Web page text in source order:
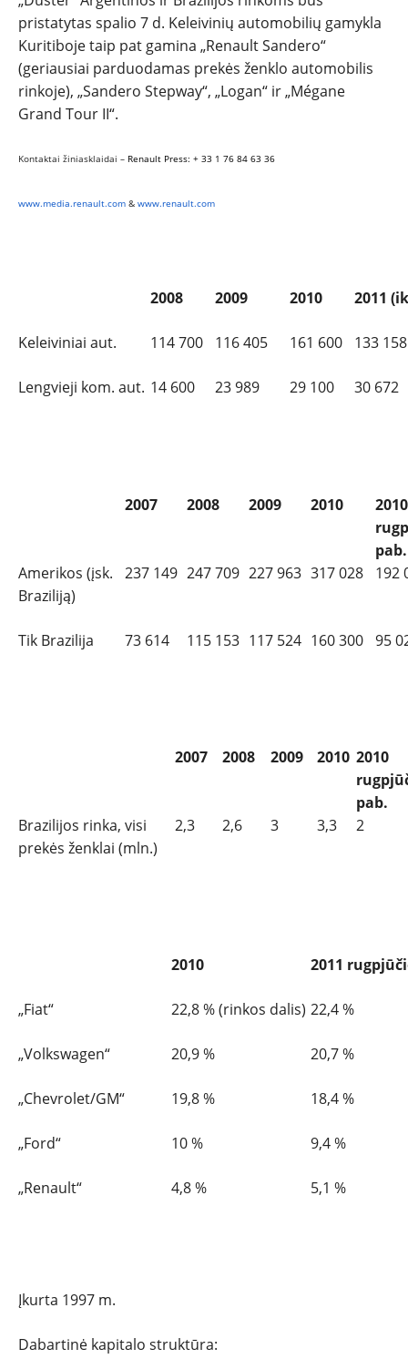
pristatytas spalio 7 d. Keleivinių automobilių gamykla
Kuritiboje taip pat gamina „Renault Sandero“
(geriausiai parduodamas prekės ženklo automobilis
rinkoje), „Sandero Stepway“, „Logan“ ir „Mégane
Grand Tour II“.
Kontaktai žiniasklaidai – Renault Press: + 33 1 76 84 63 36
www.media.renault.com & www.renault.com
2008 2009 2010 2011
Keleiviniai aut. 114 700 116 405 161 600 133 158
Lengvieji kom. aut. 14 600 23 989 29 100 30 672
2007 2008 2009 2010
2010
rug
pab.
Amerikos (įsk.
Braziliją)
237 149 247 709 227 963 317 028 192
Tik Brazilija 73 614 115 153 117 524 160 300 95
2007 2008 2009 2010 2010
rug
pab.
Brazilijos rinka, visi
prekės ženklai (mln.)
2,3 2,6 3 3,3 2
2010 2011
„Fiat“ 22,8 % (rinkos dalis) 22,4 %
„Volkswagen“ 20,9 % 20,7 %
„Chevrolet/GM“ 19,8 % 18,4 %
„Ford“ 10 % 9,4 %
„Renault“ 4,8 % 5,1 %
Įkurta 1997 m.
Dabartinė kapitalo struktūra: